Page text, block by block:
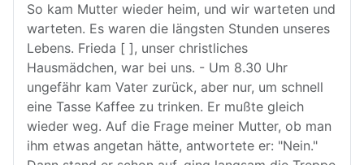
So kam Mutter wieder heim, und wir warteten und
warteten. Es waren die längsten Stunden unseres
Lebens. Frieda [ ], unser christliches
Hausmädchen, war bei uns. - Um 8.30 Uhr
ungefähr kam Vater zurück, aber nur, um schnell
eine Tasse Kaffee zu trinken. Er mußte gleich
wieder weg. Auf die Frage meiner Mutter, ob man
ihm etwas angetan hätte, antwortete er: "Nein."